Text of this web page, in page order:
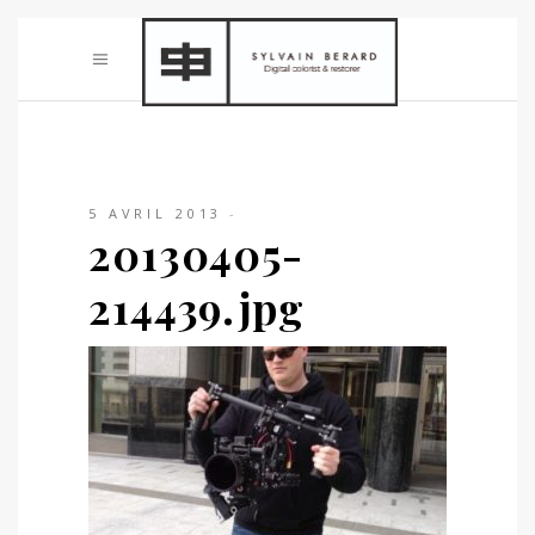
5 AVRIL 2013
20130405-
214439.jpg